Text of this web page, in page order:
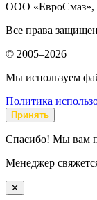
ООО «ЕвроСмаз»,
Все права
© 2005–2026
Мы используем
Политика
Принять
Спасибо! Мы вам
Менеджер
✕